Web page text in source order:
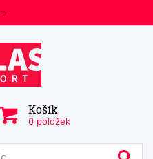
Košík
0 položek